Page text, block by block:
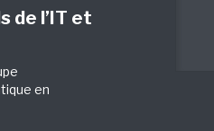
de l’IT et
en